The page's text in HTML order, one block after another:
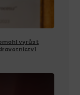
vyrůst